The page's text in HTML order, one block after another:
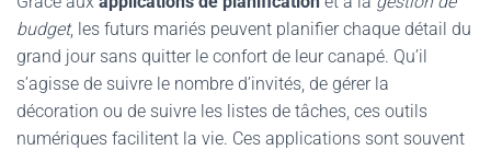
budget, les futurs mariés peuvent planifier chaque détail du
grand jour sans quitter le confort de leur canapé. Qu’il
s’agisse de suivre le nombre d’invités, de gérer la
décoration ou de suivre les listes de tâches, ces outils
numériques facilitent la vie. Ces applications sont souvent